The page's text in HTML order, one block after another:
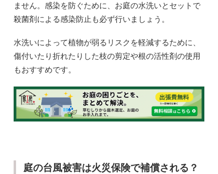
ません。感染を防ぐために、お庭の水洗いとセットで
殺菌剤による感染防止も必ず行いましょう。
水洗いによって植物が弱るリスクを軽減するために、
傷付いたり折れたりした枝の剪定や根の活性剤の使用
もおすすめです。
庭の台風被害は火災保険で補償される？